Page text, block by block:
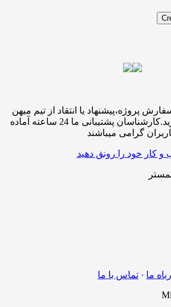
پروژه،پیشنهاد یا انتقاد از تیم میهن
وبمستر با ما تماس بگیرید.کارشناسان پشتیبانی ما 24 ساعته آماده
گرامی میباشند
کار خود را رونق دهید
ما · تماس با ما